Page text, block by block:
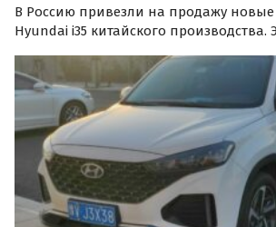
В Россию привезли на продажу новые
Hyundai i35 китайского
в Пекине, а цены на них на одном из
ноябре стартуют от 2 800 000 рублей,